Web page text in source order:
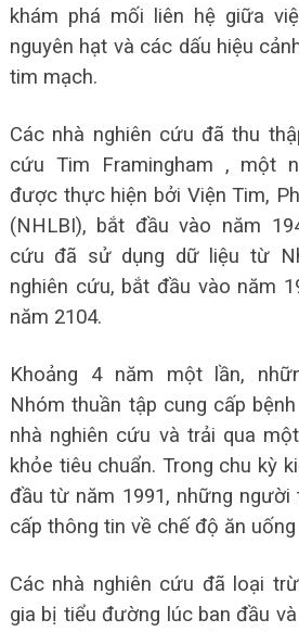
khám phá mối liên hệ giữa
nguyên hạt và các dấu hiệu
tim mạch.
Các nhà nghiên cứu đã thu
cứu Tim Framingham , một
được thực hiện bởi Viện Tim,
(NHLBI), bắt đầu vào năm
cứu đã sử dụng dữ liệu từ
nghiên cứu, bắt đầu vào năm
năm 2104.
Khoảng 4 năm một lần,
Nhóm thuần tập cung cấp
nhà nghiên cứu và trải qua
khỏe tiêu chuẩn. Trong chu kỳ
đầu từ năm 1991, những người
cấp thông tin về chế độ ăn
Các nhà nghiên cứu đã loại
gia bị tiểu đường lúc ban đầu